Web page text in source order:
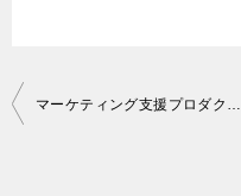
投
マーケティング支援プロダクトの追加開発-運用保守